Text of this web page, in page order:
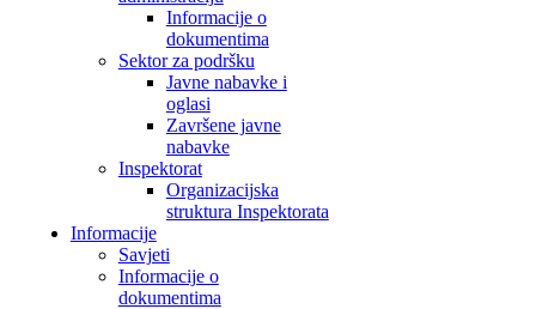
Informacije o
dokumentima
Sektor za podršku
Javne nabavke i
oglasi
Završene javne
nabavke
Inspektorat
Organizacijska
struktura Inspektorata
Informacije
Savjeti
Informacije o
dokumentima